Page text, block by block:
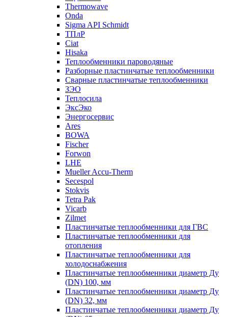
Thermowave
Onda
Sigma API Schmidt
ТПлР
Ciat
Hisaka
Теплообменники пароводяные
Разборные пластинчатые теплообменники
Сварные пластинчатые теплообменники
ЗЭО
Теплосила
ЭксЭко
Энергосервис
Ares
BOWA
Fischer
Forwon
LHE
Mueller Accu-Therm
Secespol
Stokvis
Tetra Pak
Vicarb
Zilmet
Пластинчатые теплообменники для ГВС
Пластинчатые теплообменники для
отопления
Пластинчатые теплообменники для
холодоснабжения
Пластинчатые теплообменники диаметр Ду
(DN) 100, мм
Пластинчатые теплообменники диаметр Ду
(DN) 32, мм
Пластинчатые теплообменники диаметр Ду